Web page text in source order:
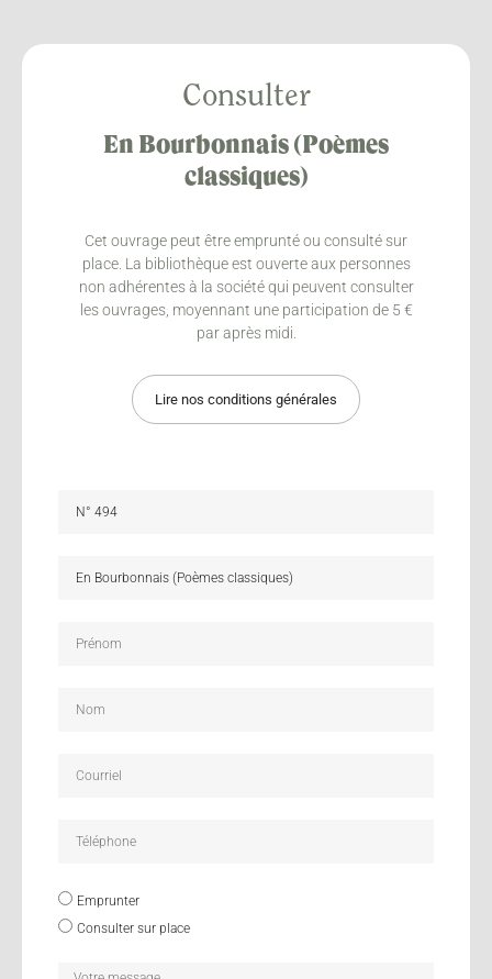
Consulter
En Bourbonnais (Poèmes
classiques)
Cet ouvrage peut être emprunté ou consulté sur
place. La bibliothèque est ouverte aux personnes
non adhérentes à la société qui peuvent consulter
les ouvrages, moyennant une participation de 5 €
par après midi.
Lire nos conditions générales
Emprunter
Consulter sur place